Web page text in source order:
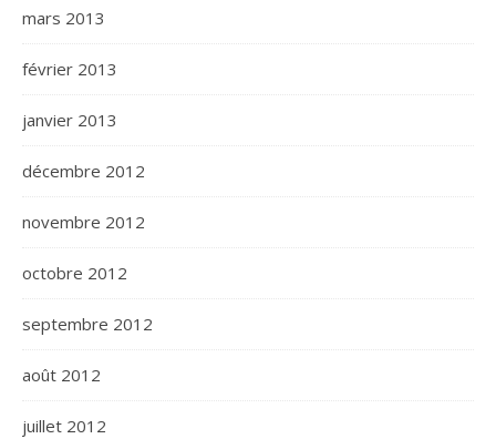
mars 2013
février 2013
janvier 2013
décembre 2012
novembre 2012
octobre 2012
septembre 2012
août 2012
juillet 2012